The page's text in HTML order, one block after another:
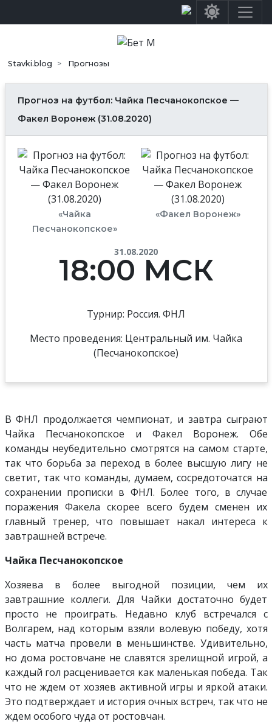
Stavki.blog Прогнозы
Прогноз на футбол: Чайка Песчанокопское —
Факел Воронеж (31.08.2020)
«Чайка
Песчанокопское»
31.08.2020
18:00 МСК
Турнир: Россия. ФНЛ
Место проведения: Центральный им. Чайка
(Песчанокопское)
«Факел Воронеж»
В ФНЛ продолжается чемпионат, и завтра сыграют
Чайка Песчанокопское и Факел Воронеж. Обе
команды неубедительно смотрятся на самом старте,
так что борьба за переход в более высшую лигу не
светит, так что команды, думаем, сосредоточатся на
сохранении прописки в ФНЛ. Более того, в случае
поражения Факела скорее всего будем сменен их
главный тренер, что повышает накал интереса к
завтрашней встрече.
Чайка Песчанокопское
Хозяева в более выгодной позиции, чем их
завтрашние коллеги. Для Чайки достаточно будет
просто не проиграть. Недавно клуб встречался с
Волгарем, над которым взяли волевую победу, хотя
часть матча провели в меньшинстве. Удивительно,
но дома ростовчане не славятся зрелищной игрой, а
каждый гол расценивается как маленькая победа. Так
что не ждем от хозяев активной игры и яркой атаки.
Это подтверждает и история очных встреч, так что не
ждем особого чуда от ростовчан.